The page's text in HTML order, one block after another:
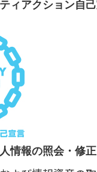
ィアクション自
情報の照会・修